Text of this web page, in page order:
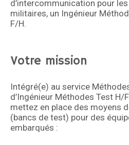
d’intercommunication pour
militaires, un Ingénieur
F/H.
Votre mission
Intégré(e) au service
d’Ingénieur Méthodes Test H/
mettez en place des moyens
(bancs de test) pour des
embarqués :